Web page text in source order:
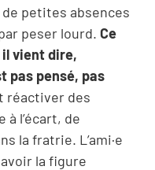
petites absences
peser lourd. Ce
il vient dire,
pas pensé, pas
réactiver des
l’écart, de
la fratrie. L’ami·e
la figure